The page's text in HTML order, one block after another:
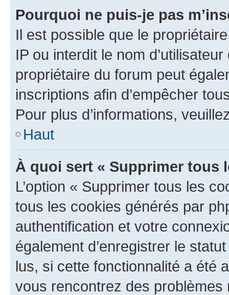
Pourquoi ne puis-je pas
Il est possible que le
IP ou interdit le nom
propriétaire du forum peut
inscriptions afin d’empêcher
Pour plus d’informations,
Haut
À quoi sert « Supprimer tous
L’option « Supprimer tous les
tous les cookies générés par
authentification et votre
également d’enregistrer le
lus, si cette fonctionnalité a été
vous rencontrez des